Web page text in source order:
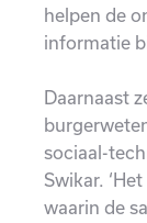
helpen de
informatie
Daarnaast
sociaal-
Swikar.
waarin de